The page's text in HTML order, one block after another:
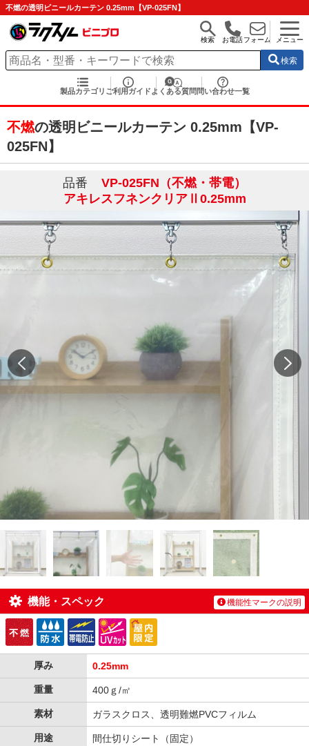
不燃の透明ビニールカーテン 0.25mm【VP-025FN】
検索 お電話フォーム メニュー
検索
製品カテゴリ ご利用ガイド よくある質問 問い合わせ一覧
不燃の透明ビニールカーテン 0.25mm【VP-
025FN】
品番
VP-025FN（不燃・帯電）
アキレスフネンクリアⅡ0.25mm
機能・スペック 機能性マークの説明
厚み 0.25mm
重量 400ｇ/㎡
素材 ガラスクロス、透明難燃PVCフィルム
用途 間仕切りシート（固定）